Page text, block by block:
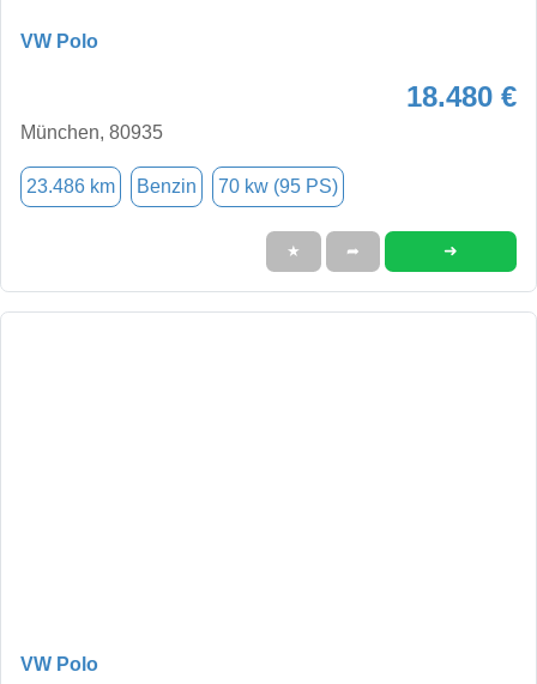
VW Polo
18.480 €
München, 80935
23.486 km Benzin 70 kw (95 PS)
★ ➦ ➜
VW Polo